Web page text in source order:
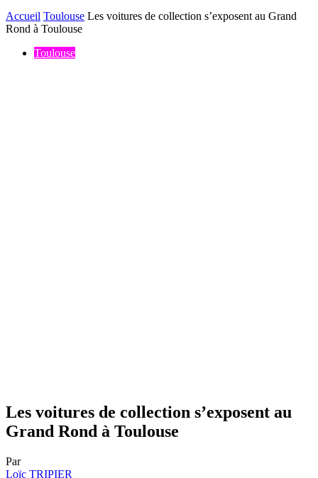
Accueil Toulouse Les voitures de collection s’exposent au Grand
Rond à Toulouse
Toulouse
Les voitures de collection s’exposent au
Grand Rond à Toulouse
Par
Loïc TRIPIER